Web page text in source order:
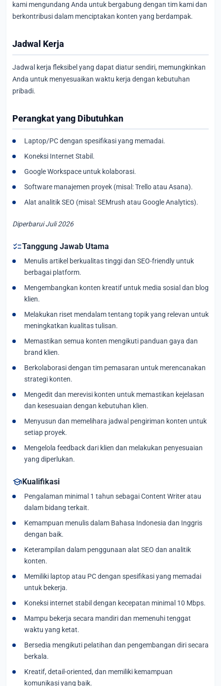
kami mengundang Anda untuk bergabung dengan tim kami dan
berkontribusi dalam menciptakan konten yang berdampak.
Jadwal Kerja
Jadwal kerja fleksibel yang dapat diatur sendiri, memungkinkan
Anda untuk menyesuaikan waktu kerja dengan kebutuhan
pribadi.
Perangkat yang Dibutuhkan
Laptop/PC dengan spesifikasi yang memadai.
Koneksi Internet Stabil.
Google Workspace untuk kolaborasi.
Software manajemen proyek (misal: Trello atau Asana).
Alat analitik SEO (misal: SEMrush atau Google Analytics).
Diperbarui Juli 2026
checklistTanggung Jawab Utama
Menulis artikel berkualitas tinggi dan SEO-friendly untuk
berbagai platform.
Mengembangkan konten kreatif untuk media sosial dan blog
klien.
Melakukan riset mendalam tentang topik yang relevan untuk
meningkatkan kualitas tulisan.
Memastikan semua konten mengikuti panduan gaya dan
brand klien.
Berkolaborasi dengan tim pemasaran untuk merencanakan
strategi konten.
Mengedit dan merevisi konten untuk memastikan kejelasan
dan kesesuaian dengan kebutuhan klien.
Menyusun dan memelihara jadwal pengiriman konten untuk
setiap proyek.
Mengelola feedback dari klien dan melakukan penyesuaian
yang diperlukan.
school Kualifikasi
Pengalaman minimal 1 tahun sebagai Content Writer atau
dalam bidang terkait.
Kemampuan menulis dalam Bahasa Indonesia dan Inggris
dengan baik.
Keterampilan dalam penggunaan alat SEO dan analitik
konten.
Memiliki laptop atau PC dengan spesifikasi yang memadai
untuk bekerja.
Koneksi internet stabil dengan kecepatan minimal 10 Mbps.
Mampu bekerja secara mandiri dan memenuhi tenggat
waktu yang ketat.
Bersedia mengikuti pelatihan dan pengembangan diri secara
berkala.
Kreatif, detail-oriented, dan memiliki kemampuan
komunikasi yang baik.